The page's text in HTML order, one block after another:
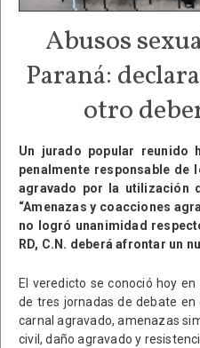
Abusos
Paraná:
otro
Un jurado popular reunido
penalmente responsable de
agravado por la utilización
“Amenazas y coacciones
no logró unanimidad
RD, C.N. deberá afrontar un
El veredicto se conoció hoy
de tres jornadas de debate en
carnal agravado, amenazas
civil, daño agravado y